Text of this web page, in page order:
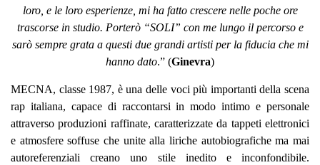
loro, e le loro esperienze, mi ha fatto crescere nelle poche ore
trascorse in studio. Porterò “SOLI” con me lungo il percorso e
sarò sempre grata a questi due grandi artisti per la fiducia che mi
hanno dato.” (Ginevra)
MECNA, classe 1987, è una delle voci più importanti della scena
rap italiana, capace di raccontarsi in modo intimo e personale
attraverso produzioni raffinate, caratterizzate da tappeti elettronici
e atmosfere soffuse che unite alla liriche autobiografiche ma mai
autoreferenziali creano uno stile inedito e inconfondibile.